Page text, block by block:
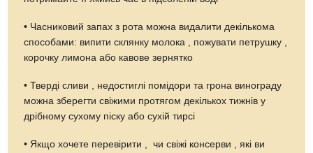
• Часниковий запах з рота можна видалити декількома
способами: випити склянку молока , пожувати петрушку ,
корочку лимона або кавове зернятко
• Тверді сливи , недостиглі помідори та грона винограду
можна зберегти свіжими протягом декількох тижнів у
дрібному сухому піску або сухій тирсі
• Якщо хочете перевірити , чи свіжі консерви , які ви